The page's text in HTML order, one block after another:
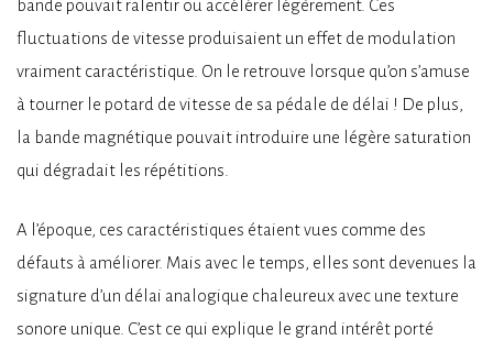
bande pouvait ralentir ou accélérer légèrement. Ces
fluctuations de vitesse produisaient un effet de modulation
vraiment caractéristique. On le retrouve lorsque qu’on s’amuse
à tourner le potard de vitesse de sa pédale de délai ! De plus,
la bande magnétique pouvait introduire une légère saturation
qui dégradait les répétitions.
A l’époque, ces caractéristiques étaient vues comme des
défauts à améliorer. Mais avec le temps, elles sont devenues la
signature d’un délai analogique chaleureux avec une texture
sonore unique. C’est ce qui explique le grand intérêt porté